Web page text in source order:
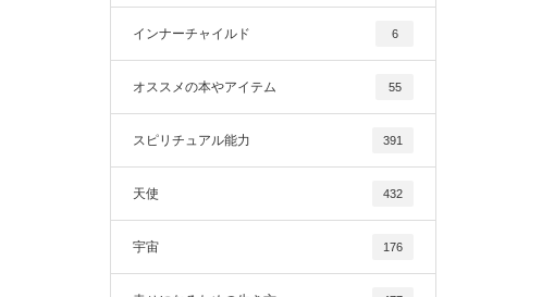
インナーチャイルド 6
オススメの本やアイテム 55
スピリチュアル能力 391
天使 432
宇宙 176